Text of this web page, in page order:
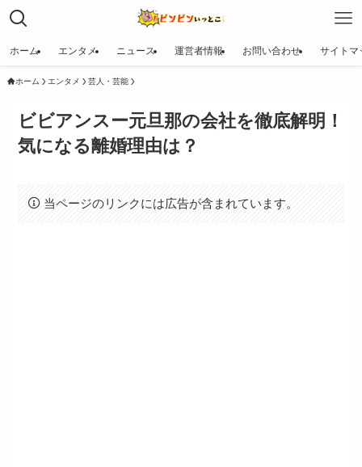
ホーム エンタメ ニュース 運営者情報 お問い合わせ サイトマ
ホーム エンタメ 芸人・芸能
ビビアンスー元旦那の会社を徹底解明！
気になる離婚理由は？
当ページのリンクには広告が含まれています。